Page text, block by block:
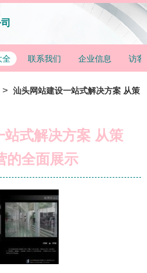
全 联系我们 企业信息 访客
> 汕头网站建设一站式解决方案 从策
站式解决方案 从策
的全面展示